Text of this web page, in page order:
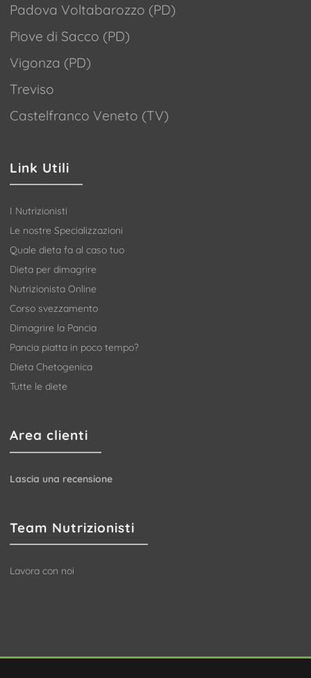
Padova Voltabarozzo (PD)
Piove di Sacco (PD)
Vigonza (PD)
Treviso
Castelfranco Veneto (TV)
Link Utili
I Nutrizionisti
Le nostre Specializzazioni
Quale dieta fa al caso tuo
Dieta per dimagrire
Nutrizionista Online
Corso svezzamento
Dimagrire la Pancia
Pancia piatta in poco tempo?
Dieta Chetogenica
Tutte le diete
Area clienti
Lascia una recensione
Team Nutrizionisti
Lavora con noi